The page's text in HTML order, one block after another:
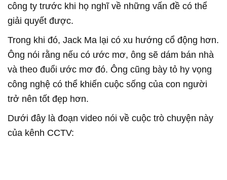
công ty trước khi họ nghĩ về những vấn đề có thể
giải quyết được.
Trong khi đó, Jack Ma lại có xu hướng cổ động hơn.
Ông nói rằng nếu có ước mơ, ông sẽ dám bán nhà
và theo đuổi ước mơ đó. Ông cũng bày tỏ hy vọng
công nghệ có thể khiến cuộc sống của con người
trở nên tốt đẹp hơn.
Dưới đây là đoạn video nói về cuộc trò chuyện này
của kênh CCTV: